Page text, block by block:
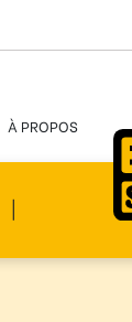
À PROPOS